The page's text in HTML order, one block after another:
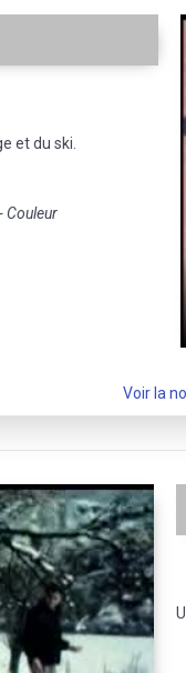
et du ski.
Couleur
Voir la